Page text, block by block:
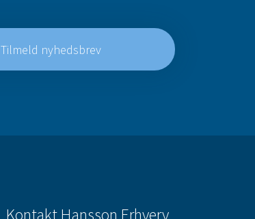
Tilmeld nyhedsbrev
Kontakt Hansson Erhverv